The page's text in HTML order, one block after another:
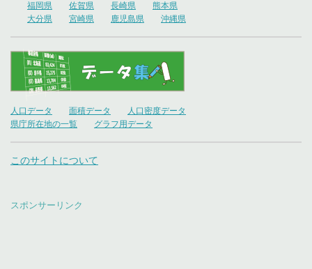
福岡県
佐賀県 長崎県
熊本県
大分県
宮崎県 鹿児島県 沖縄県
人口データ 面積データ
人口密度データ
県庁所在地の一覧
グラフ用データ
このサイトについて
スポンサーリンク